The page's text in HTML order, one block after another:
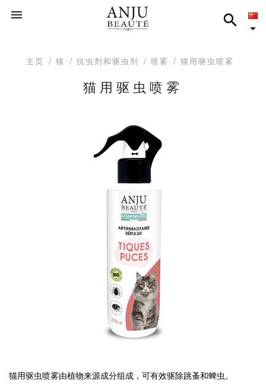



主页 猫 抗虫剂和驱虫剂 喷雾 猫用驱虫喷雾
猫用驱虫喷雾
猫用驱虫喷雾由植物来源成分组成，可有效驱除跳蚤和蜱虫。